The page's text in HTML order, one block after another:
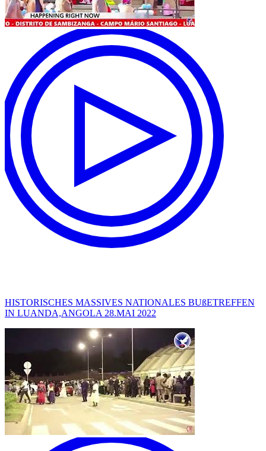
HISTORISCHES MASSIVES NATIONALES BUßETREFFEN
IN LUANDA,ANGOLA 28.MAI 2022